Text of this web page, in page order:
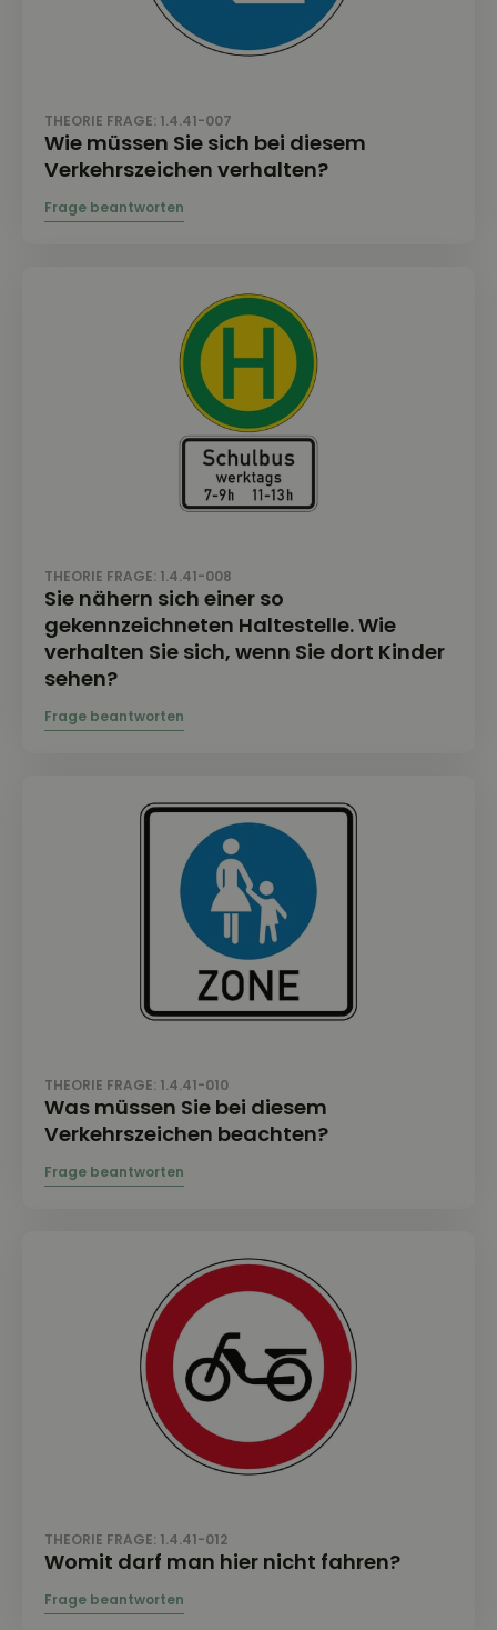
THEORIE FRAGE: 1.4.41-007
Wie müssen Sie sich bei diesem
Verkehrszeichen verhalten?
THEORIE FRAGE: 1.4.41-008
Sie nähern sich einer so
gekennzeichneten Haltestelle. Wie
verhalten Sie sich, wenn Sie dort Kinder
sehen?
THEORIE FRAGE: 1.4.41-010
Was müssen Sie bei diesem
Verkehrszeichen beachten?
THEORIE FRAGE: 1.4.41-012
Womit darf man hier nicht fahren?